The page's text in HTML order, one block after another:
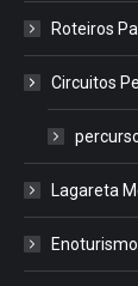
Roteiros
Circuitos
Lagareta
Enoturismo